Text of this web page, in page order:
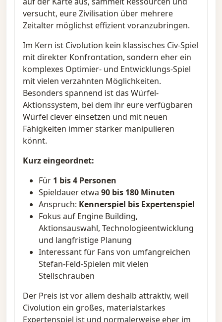
versucht, eure Zivilisation über mehrere
Zeitalter möglichst effizient voranzubringen.
Im Kern ist Civolution kein klassisches Civ-Spiel
mit direkter Konfrontation, sondern eher ein
komplexes Optimier- und Entwicklungs-Spiel
mit vielen verzahnten Möglichkeiten.
Besonders spannend ist das Würfel-
Aktionssystem, bei dem ihr eure verfügbaren
Würfel clever einsetzen und mit neuen
Fähigkeiten immer stärker manipulieren
könnt.
Kurz eingeordnet:
Für 1 bis 4 Personen
Spieldauer etwa 90 bis 180 Minuten
Anspruch: Kennerspiel bis Expertenspiel
Fokus auf Engine Building,
Aktionsauswahl, Technologieentwicklung
und langfristige Planung
Interessant für Fans von umfangreichen
Stefan-Feld-Spielen mit vielen
Stellschrauben
Der Preis ist vor allem deshalb attraktiv, weil
Civolution ein großes, materialstarkes
Expertenspiel ist und normalerweise eher im